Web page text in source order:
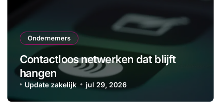
Ondernemers
Contactloos netwerken dat blijft
hangen
Update zakelijk jul 29, 2026